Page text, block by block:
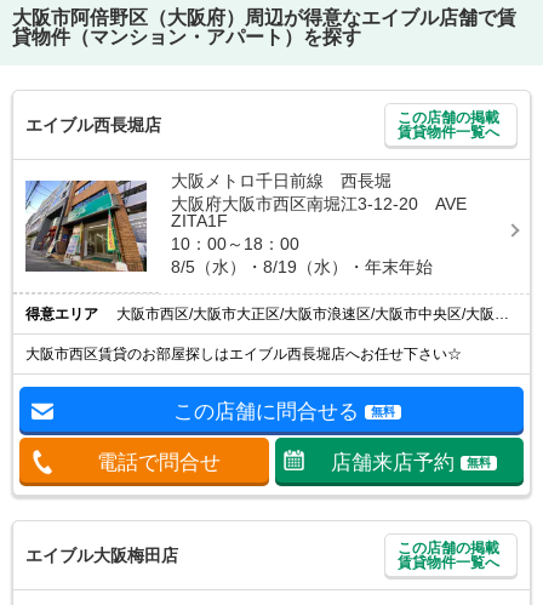
大阪市阿倍野区（大阪府）
周辺が得意なエイブル店舗で賃
貸物件（マンション・アパート）を探す
エイブル西長堀店
この店舗の掲載
賃貸物件一覧へ
大阪メトロ千日前線 西長堀
大阪府大阪市西区南堀江3-12-20 AVE
ZITA1F
10：00～18：00
8/5（水）・8/19（水）・年末年始
得意エリア 大阪市西区/大阪市大正区/大阪市浪速区/大阪市中央区/大阪市港区
大阪市西区賃貸のお部屋探しはエイブル西長堀店へお任せ下さい☆
この店舗に問合せる 無料
電話で問合せ 店舗来店予約 無料
エイブル大阪梅田店
この店舗の掲載
賃貸物件一覧へ